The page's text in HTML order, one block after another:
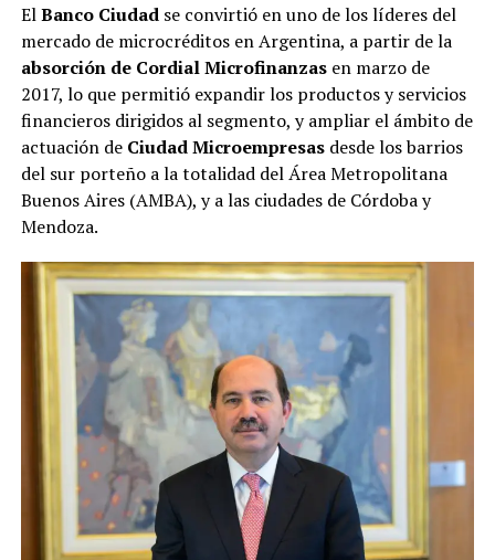
ElBanco Ciudadse convirtió en uno de los líderes del
mercado de microcréditos en Argentina, a partir de la
absorción de Cordial Microfinanzasen marzo de
2017, lo que permitió expandir los productos y servicios
financieros dirigidos al segmento, y ampliar el ámbito de
actuación de Ciudad Microempresasdesde los barrios
del sur porteño a la totalidad del Área Metropolitana
Buenos Aires (AMBA), y a las ciudades de Córdoba y
Mendoza.